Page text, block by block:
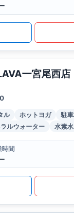
一宮尾西店
ル ホットヨガ 駐
ラルウォーター 水素水
時間